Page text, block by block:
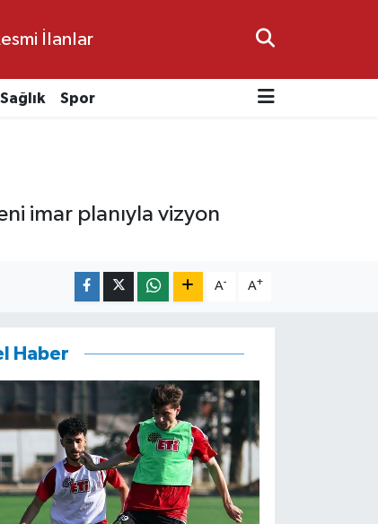
İlanlar
Sağlık Spor
imar planıyla vizyon
A- A+
Haber